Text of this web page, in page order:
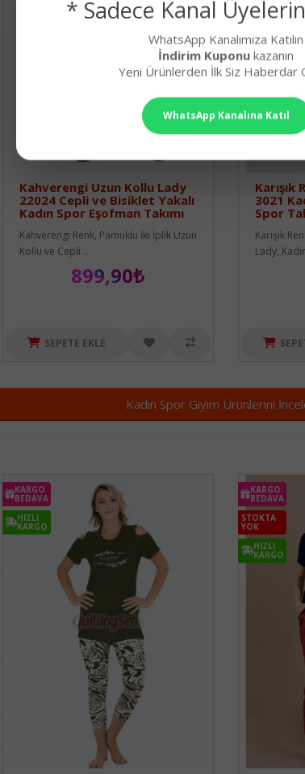
Kahverengi Uzun Kollu Lady
22024 Cepli ve Bisiklet Yakalı
Kadın Spor Eşofman Takımı
Kahverengi Renk, Pamuklu İki İplik Uzun
Kollu ve Cepli ..
899,90₺
SEPETE EKLE
Karışık
3021
Spor
Karışık
Lady,
Kadın Spor Giyim Ürünlerini
KARGO
BEDAVA
HIZLI
KARGO
KARGO
BEDAVA
STOKTA
YOK
HIZLI
KARGO
* Sadece Kanal
WhatsApp Kanalımıza Katılın
İndirim Kuponu kazanın
Yeni Ürünlerden İlk Siz Haberdar
WhatsApp Kanalına Katıl